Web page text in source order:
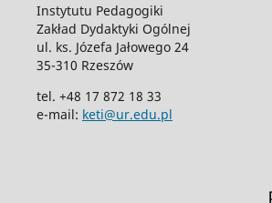
Instytutu Pedagogiki
Zakład Dydaktyki Ogólnej
ul. ks. Józefa Jałowego 24
35-310 Rzeszów
tel. +48 17 872 18 33
e-mail: keti@ur.edu.pl